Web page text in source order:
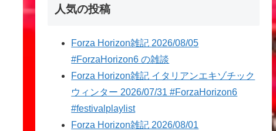
人気の投稿
Forza Horizon雑記 2026/08/05
#ForzaHorizon6 の雑談
Forza Horizon雑記 イタリアンエキゾチック
ウィンター 2026/07/31 #ForzaHorizon6
#festivalplaylist
Forza Horizon雑記 2026/08/01